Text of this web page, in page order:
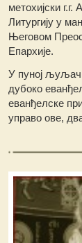
метохијски г.г.
Литургију у
Његовом
Епархије.
У пуној
дубоко
еванђелске
управо ове,